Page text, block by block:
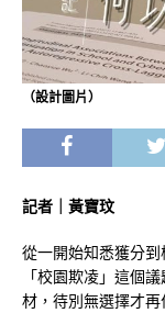
（設計圖片）
記者｜黃寶玟
從一開始知悉獲分
「校園欺凌」這個
材，待別無選擇才